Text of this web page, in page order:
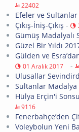
22402
Efeler ve Sultanlar
Çıkış-İniş-Çıkış -
Gümüş Madalyalı
Güzel Bir Yıldı
Gülden ve
01 Aralık 2017 -
Ulusallar
Sultanlar Madalya
Hülya Erçin'i
9116
Fenerbahçe’den
Voleybolun Yeni